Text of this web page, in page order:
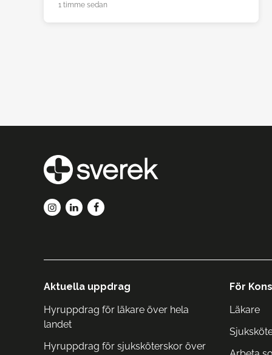
1 timme sedan
Aktuella uppdrag
Hyruppdrag för läkare över hela
landet
Hyruppdrag för sjuksköterskor över
För
Läkare